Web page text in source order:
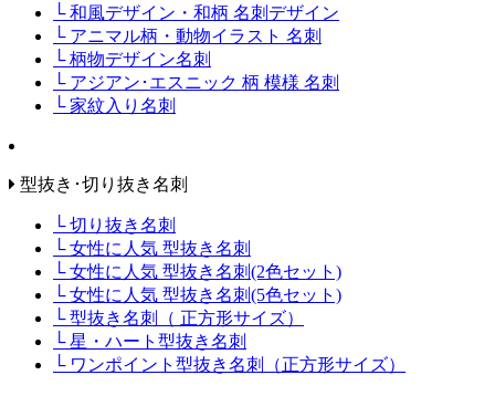
└ 和風デザイン・和柄 名刺デザイン
└ アニマル柄・動物イラスト 名刺
└ 柄物デザイン名刺
└ アジアン･エスニック 柄 模様 名刺
└ 家紋入り名刺
型抜き･切り抜き名刺
└ 切り抜き名刺
└ 女性に人気 型抜き名刺
└ 女性に人気 型抜き名刺(2色セット)
└ 女性に人気 型抜き名刺(5色セット)
└ 型抜き名刺（ 正方形サイズ）
└ 星・ハート型抜き名刺
└ ワンポイント型抜き名刺（正方形サイズ）